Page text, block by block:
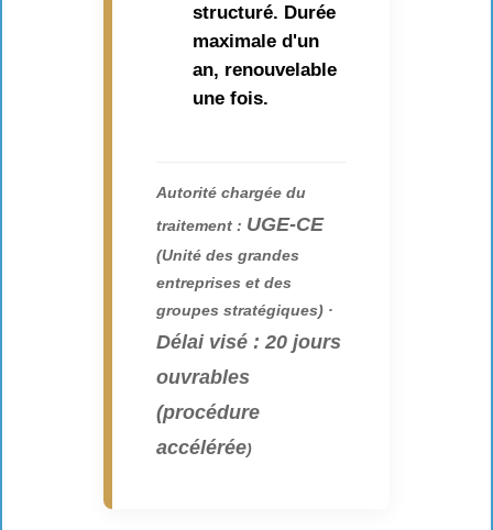
structuré. Durée
maximale d'un
an, renouvelable
une fois.
Autorité chargée du
traitement : UGE-CE
(Unité des grandes
entreprises et des
groupes stratégiques) ·
Délai visé : 20 jours
ouvrables
(procédure
accélérée)